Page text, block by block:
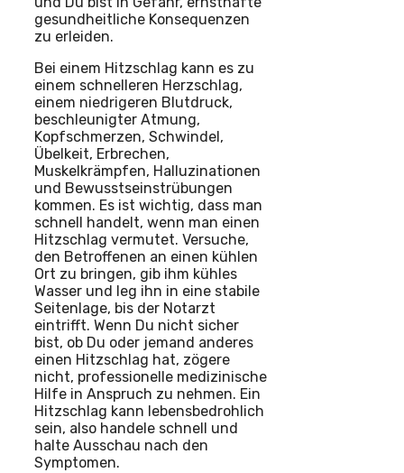
gesundheitliche Konsequenzen
zu erleiden.
Bei einem Hitzschlag kann es zu
einem schnelleren Herzschlag,
einem niedrigeren Blutdruck,
beschleunigter Atmung,
Kopfschmerzen, Schwindel,
Übelkeit, Erbrechen,
Muskelkrämpfen, Halluzinationen
und Bewusstseinstrübungen
kommen. Es ist wichtig, dass man
schnell handelt, wenn man einen
Hitzschlag vermutet. Versuche,
den Betroffenen an einen kühlen
Ort zu bringen, gib ihm kühles
Wasser und leg ihn in eine stabile
Seitenlage, bis der Notarzt
eintrifft. Wenn Du nicht sicher
bist, ob Du oder jemand anderes
einen Hitzschlag hat, zögere
nicht, professionelle medizinische
Hilfe in Anspruch zu nehmen. Ein
Hitzschlag kann lebensbedrohlich
sein, also handele schnell und
halte Ausschau nach den
Symptomen.